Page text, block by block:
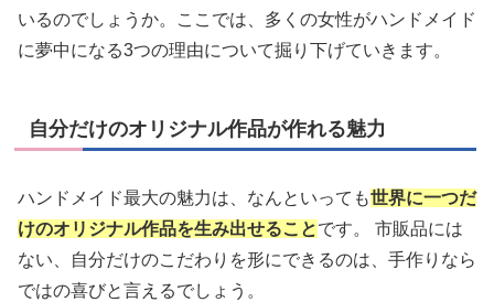
いるのでしょうか。ここでは、多くの女性がハンドメイド
に夢中になる3つの理由について掘り下げていきます。
自分だけのオリジナル作品が作れる魅力
ハンドメイド最大の魅力は、なんといっても世界に一つだ
けのオリジナル作品を生み出せることです。 市販品には
ない、自分だけのこだわりを形にできるのは、手作りなら
ではの喜びと言えるでしょう。